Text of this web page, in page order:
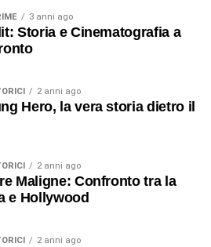
3 anni ago
Storia e Cinematografia a
2 anni ago
Hero, la vera storia dietro il
2 anni ago
Maligne: Confronto tra la
e Hollywood
2 anni ago